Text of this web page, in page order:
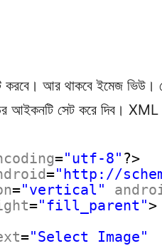
করবে। আর থাকবে ইমেজ ভিউ।
আইকনটি সেট করে দিব। XML
="utf-8" ?>
="http://
="vertical"
="fill_parent">
="Select Image"